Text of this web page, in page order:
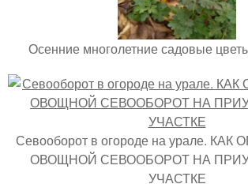
Осенние многолетние садовые
Севооборот в огороде на урале.
ОВОЩНОЙ СЕВООБОРОТ НА
УЧАСТКЕ